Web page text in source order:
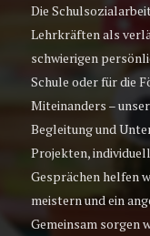
Die
Lehrkräften als
schwierigen
Schule oder für die
Miteinanders –
Begleitung und
Projekten,
Gesprächen helfen
meistern und ein
Gemeinsam sorgen